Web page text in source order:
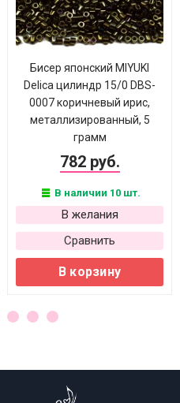
Бисер японский MIYUKI
Delica цилиндр 15/0 DBS-
0007 коричневый ирис,
металлизированный, 5
грамм
782 руб.
В наличии 10 шт.
В желания
Сравнить
В корзину